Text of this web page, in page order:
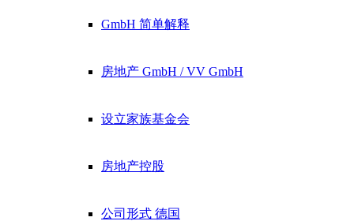
GmbH 简单解释
房地产 GmbH / VV GmbH
设立家族基金会
房地产控股
公司形式 德国